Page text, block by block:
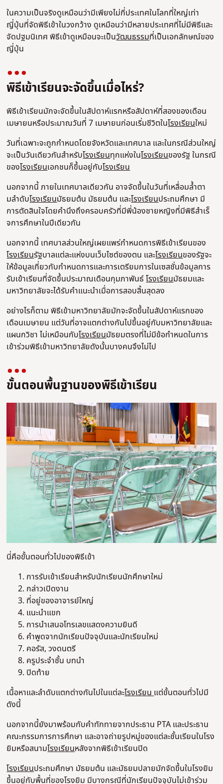
ในความเป็นจริงดูเหมือนว่ามีเพียงไม่กี่ประเทศในโลกที่ใหญ่เท่า
ญี่ปุ่นที่จัดพิธีเข้าในวงกว้าง ดูเหมือนว่ามีหลายประเทศที่ไม่มีพิธีและ
จัดปฐมนิเทศ พิธีเข้าดูเหมือนจะเป็นวัฒนธรรมที่เป็นเอกลักษณ์ของ
ญี่ปุ่น
พิธีเข้าเรียนจะจัดขึ้นเมื่อไหร่?
พิธีเข้าเรียนมักจะจัดขึ้นในสัปดาห์แรกหรือสัปดาห์ที่สองของเดือน
เมษายนหรือประมาณวันที่ 7 เมษายนก่อนเริ่มชีวิตในโรงเรียนใหม่
วันที่เฉพาะจะถูกกําหนดโดยจังหวัดและเทศบาล และในกรณีส่วนใหญ่
จะเป็นวันเดียวกันสําหรับโรงเรียนทุกแห่งในโรงเรียนของรัฐ ในกรณี
ของโรงเรียนเอกชนก็ขึ้นอยู่กับโรงเรียน
นอกจากนี้ ภายในเทศบาลเดียวกัน อาจจัดขึ้นในวันที่เหลื่อมล้ําตา
มลําดับโรงเรียนมัธยมต้น มัธยมต้น และโรงเรียนประถมศึกษา มี
การตัดสินใจโดยคํานึงถึงครอบครัวที่มีพี่น้องชายหญิงที่มีพิธีสําเร็
จการศึกษาในปีเดียวกัน
นอกจากนี้ เทศบาลส่วนใหญ่เผยแพร่กําหนดการพิธีเข้าเรียนของ
โรงเรียนรัฐบาลแต่ละแห่งบนเว็บไซต์ของตน และโรงเรียนของรัฐจะ
ให้ข้อมูลเกี่ยวกับกําหนดการและการเตรียมการในเซสชั่นข้อมูลการ
รับเข้าเรียนที่จัดขึ้นประมาณเดือนกุมภาพันธ์โรงเรียนมัธยมและ
มหาวิทยาลัยจะได้รับคําแนะนําเมื่อการสอบสิ้นสุดลง
อย่างไรก็ตาม พิธีเข้ามหาวิทยาลัยมักจะจัดขึ้นในสัปดาห์แรกของ
เดือนเมษายน แต่วันที่อาจแตกต่างกันไปขึ้นอยู่กับมหาวิทยาลัยและ
แผนกวิชา ไม่เหมือนกับโรงเรียนมัธยมตรงที่ไม่มีข้อกําหนดในการ
เข้าร่วมพิธีเข้ามหาวิทยาลัยดังนั้นบางคนจึงไม่ไป
ขั้นตอนพื้นฐานของพิธีเข้าเรียน
นี่คือขั้นตอนทั่วไปของพิธีเข้า
การรับเข้าเรียนสําหรับนักเรียนนักศึกษาใหม่
กล่าวเปิดงาน
ที่อยู่ของอาจารย์ใหญ่
แนะนําแขก
การนําเสนอโทรเลขแสดงความยินดี
คําพูดจากนักเรียนปัจจุบันและนักเรียนใหม่
คอรัส, วงดนตรี
ครูประจําชั้น บทนํา
ปิดท้าย
เนื้อหาและลําดับแตกต่างกันไปในแต่ละโรงเรียนแต่ขั้นตอนทั่วไปมี
ดังนี้
นอกจากนี้ยังมาพร้อมกับคําทักทายจากประธาน PTA และประธาน
คณะกรรมการการศึกษา และอาจถ่ายรูปหมู่ของแต่ละชั้นเรียนในโรง
ยิมหรือสนามโรงเรียนหลังจากพิธีเข้าเรียนปิด
โรงเรียนประถมศึกษา มัธยมต้น และมัธยมปลายมักจัดขึ้นในโรงยิม
ขึ้นอยู่กับพื้นที่ของโรงยิม มีบางกรณีที่นักเรียนปัจจุบันไม่เข้าร่วม